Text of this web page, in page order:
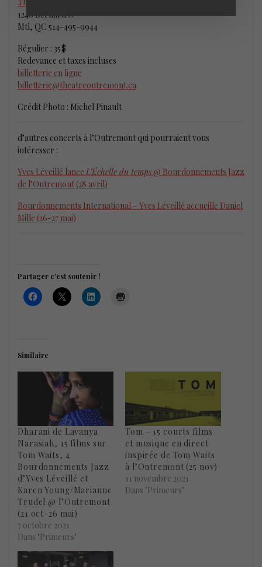
1248 Bernard O
Mtl, QC 514-495-9944
Régulier : 35 $
Redevance et taxes incluses
billetterie en ligne
billetterie@theatreoutremont.ca
Crédit Photo : Michel Pinault
d’autres concerts à l’Outremont qui pourraient vous
intéresser :
Yves Léveillé lance L’Échelle du temps @ Bourdonnements Jazz
de l’Outremont (28 avril)
Bourdonnements International – Yves Léveillé accueille Daniel
Mille (26-27 mai)
Partager c'est soutenir !
Similaire
Dharani de Lavanya
Narasiah, 15 films sur
Tom Waits, 4
Bourdonnements Jazz
d’Yves Léveillé et
Karen Young/Marianne
Trudel @ l’Outremont
(21 oct-26 mai)
7 octobre 2021
Dans "Primeurs"
Tom – 15 courts films
et musique en direct
inspirée de Tom Waits
à l’Outremont (25 nov)
11 novembre 2021
Dans "Primeurs"